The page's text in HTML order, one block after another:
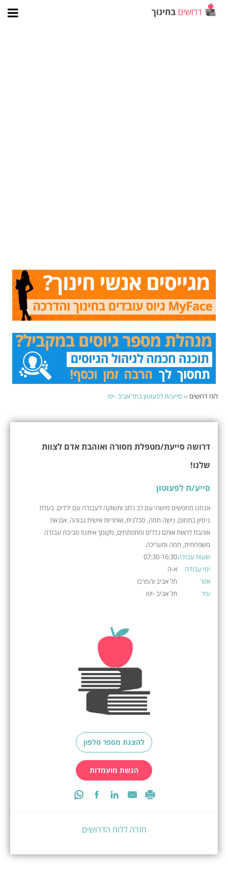
לוח דרושים ›› סייע/ת לפעוטון בתל אביב -יפו
דרושה סייעת/מטפלת מסורה ואוהבת אדם לצוות
שלנו!
סייע/ת לפעוטון
אנחנו מחפשים מישהי עם לב רחב ותשוקה לעבודה עם ילדים. בעלת
ניסיון בתחום, גישה חמה, סבלנית, ואחריות אישית גבוהה. אם את
אוהבת לראות אותם גדלים ומתפתחים, מקומך איתנו! סביבת עבודה
משפחתית, חמה ומעריכה.
שעות עבודה07:30-16:30
ימי עבודה
א-ה
אזור
תל אביב והמרכז
עיר
תל אביב -יפו
להצגת מספר טלפון
הגשת מועמדות
חזרה ללוח הדרושים